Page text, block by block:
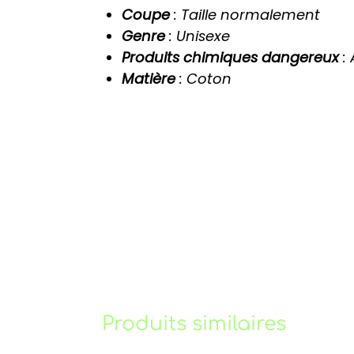
Coupe: Taille normalement
Genre: Unisexe
Produits chimiques dangereux:
Matière: Coton
Produits similaires